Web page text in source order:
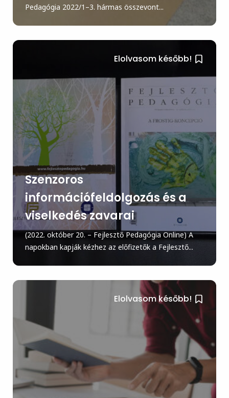
Pedagógia 2022/1–3. hármas összevont...
Elolvasom később!
Szenzoros
információfeldolgozás és a
viselkedés zavarai
(2022. október 20. – Fejlesztő Pedagógia Online) A
napokban kapják kézhez az előfizetők a Fejlesztő...
Elolvasom később!